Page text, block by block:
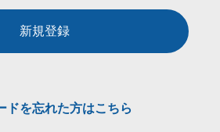
新規登録
ドを忘れた方はこちら